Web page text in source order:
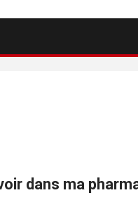
dans ma